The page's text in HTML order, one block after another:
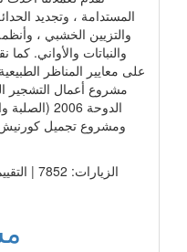
والتزيين الخشبي ،
والنباتات والأواني.
على معايير المناظر
مشروع أعمال التشجير
الدوحة
ومشروع تجميل كورنيش
الزيارات: 7852 | التقييم: 0 | المقيّمين: 0 | المدينة